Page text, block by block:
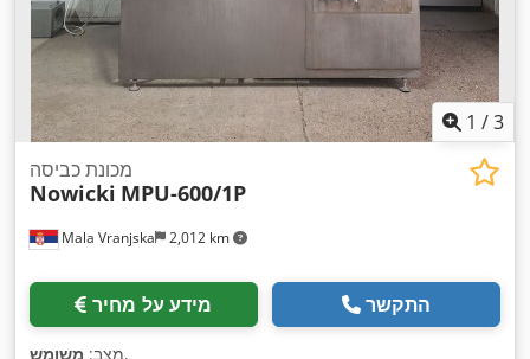
1 /3
Mala Vranjska 2,012 km
מכונת כביסה
Nowicki MPU-600/1P
מידע על מחיר התקשר
מצב: משומש ,